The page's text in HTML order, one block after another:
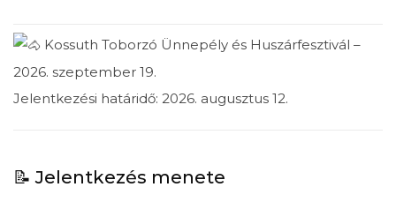
Kossuth Toborzó Ünnepély és Huszárfesztivál –
2026. szeptember 19.
Jelentkezési határidő: 2026. augusztus 12.
📝 Jelentkezés menete